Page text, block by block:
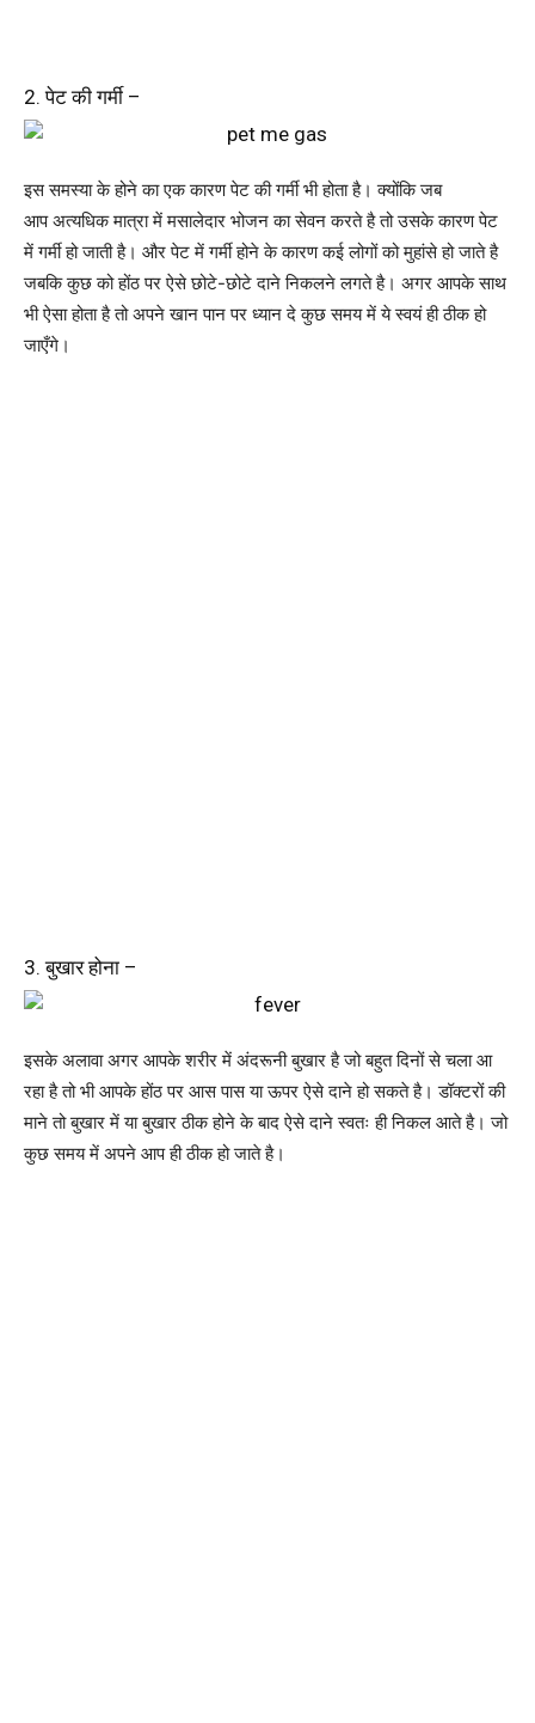
2. पेट की गर्मी –
इस समस्या के होने का एक कारण पेट की गर्मी भी होता है। क्योंकि जब
आप अत्यधिक मात्रा में मसालेदार भोजन का सेवन करते है तो उसके कारण पेट
में गर्मी हो जाती है। और पेट में गर्मी होने के कारण कई लोगों को मुहांसे हो जाते है
जबकि कुछ को होंठ पर ऐसे छोटे-छोटे दाने निकलने लगते है। अगर आपके साथ
भी ऐसा होता है तो अपने खान पान पर ध्यान दे कुछ समय में ये स्वयं ही ठीक हो
जाएँगे।
3. बुखार होना –
इसके अलावा अगर आपके शरीर में अंदरूनी बुखार है जो बहुत दिनों से चला आ
रहा है तो भी आपके होंठ पर आस पास या ऊपर ऐसे दाने हो सकते है। डॉक्टरों की
माने तो बुखार में या बुखार ठीक होने के बाद ऐसे दाने स्वतः ही निकल आते है। जो
कुछ समय में अपने आप ही ठीक हो जाते है।